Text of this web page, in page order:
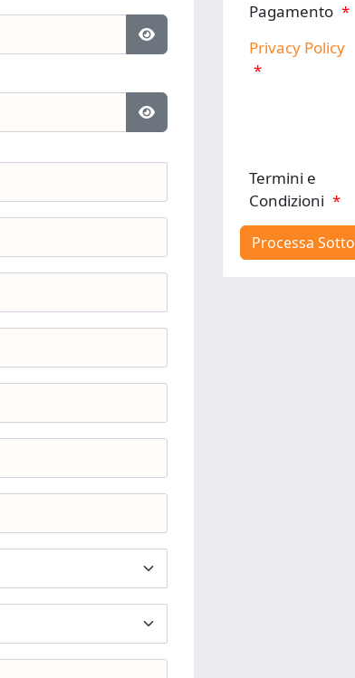
Mostra password
Mostra password
Pagamento *
Privacy Policy
*
Termini e
Condizioni *